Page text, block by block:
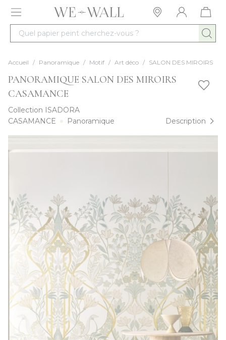
Allez au contenu
Quel papier peint cherchez-vous ?
Accueil / Panoramique / Motif / Art déco / SALON DES MIROIRS
PANORAMIQUE SALON DES MIROIRS
CASAMANCE
Collection ISADORA
CASAMANCE
Panoramique Description